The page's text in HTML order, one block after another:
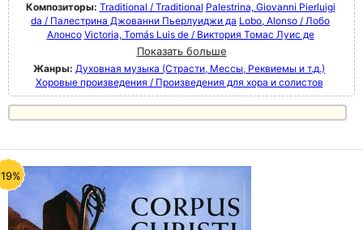
Композиторы: Traditional / Traditional Palestrina, Giovanni Pierluigi
da / Палестрина Джованни Пьерлуиджи да Lobo, Alonso / Лобо
Алонсо Victoria, Tomás Luis de / Виктория Томас Луис де
Показать больше
Жанры: Духовная музыка (Страсти, Мессы, Реквиемы и т.д.)
Хоровые произведения / Произведения для хора и солистов